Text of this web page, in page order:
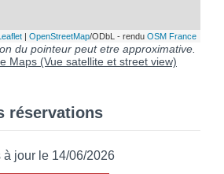
| OpenStreetMap/ODbL - rendu OSM France
du pointeur peut etre approximative.
Maps (Vue satellite et street view)
réservations
à jour le 14/06/2026